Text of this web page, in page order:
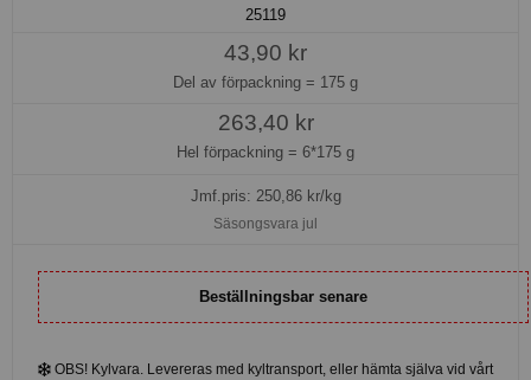
25119
43,90 kr
Del av förpackning = 175 g
263,40 kr
Hel förpackning = 6*175 g
Jmf.pris: 250,86kr/kg
Säsongsvara jul
Beställningsbar senare
OBS! Kylvara. Levereras med kyltransport, eller hämta själva vid vårt